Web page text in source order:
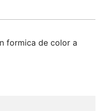
formica de color a